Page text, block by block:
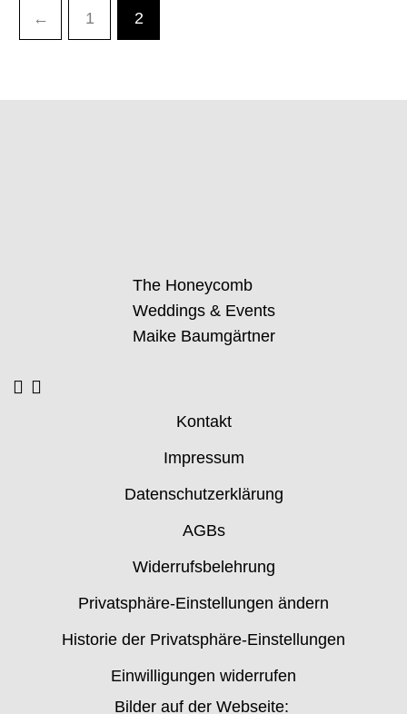
← 1 2
The Honeycomb
Weddings & Events
Maike Baumgärtner
Kontakt
Impressum
Datenschutzerklärung
AGBs
Widerrufsbelehrung
Privatsphäre-Einstellungen ändern
Historie der Privatsphäre-Einstellungen
Einwilligungen widerrufen
Bilder auf der Webseite: